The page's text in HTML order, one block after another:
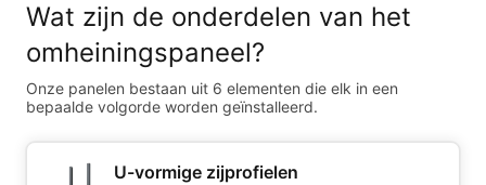
Wat zijn de onderdelen van het
omheiningspaneel?
Onze panelen bestaan uit 6 elementen die elk in een
bepaalde volgorde worden geïnstalleerd.
U-vormige zijprofielen